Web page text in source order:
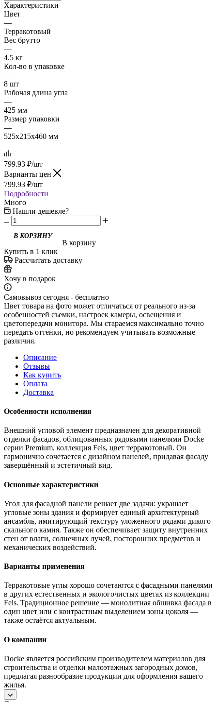
Характеристики
Цвет
—
Терракотовый
Вес брутто
—
4.5 кг
Кол-во в упаковке
—
8 шт
Рабочая длина угла
—
425 мм
Размер упаковки
—
525x215x460 мм
799.93 ₽/шт
Варианты цен
799.93 ₽/шт
Подробности
Много
Нашли дешевле?
В корзину
Купить в 1 клик
Рассчитать доставку
Хочу в подарок
Самовывоз сегодня - бесплатно
Цвет товара на фото может отличаться от реального из-за
особенностей съемки, настроек камеры, освещения и
цветопередачи монитора. Мы стараемся максимально точно
передать оттенки, но рекомендуем учитывать возможные
различия.
Описание
Отзывы
Как купить
Оплата
Доставка
Особенности исполнения
Внешний угловой элемент предназначен для декоративной
отделки фасадов, облицованных рядовыми панелями Docke
серии Premium, коллекция Fels, цвет терракотовый. Он
гармонично сочетается с дизайном панелей, придавая фасаду
завершённый и эстетичный вид.
Основные характеристики
Угол для фасадной панели решает две задачи: украшает
угловые зоны здания и формирует единый архитектурный
ансамбль, имитирующий текстуру уложенного рядами дикого
скального камня. Также он обеспечивает защиту внутренних
стен от влаги, солнечных лучей, посторонних предметов и
механических воздействий.
Варианты применения
Терракотовые углы хорошо сочетаются с фасадными панелями
в других естественных и экологочистых цветах из коллекции
Fels. Традиционное решение — монолитная обшивка фасада в
один цвет или с контрастным выделением зоны цоколя —
также остаётся актуальным.
О компании
Docke является российским производителем материалов для
строительства и отделки малоэтажных загородных домов,
предлагая разнообразие продукции для оформления вашего
жилья.